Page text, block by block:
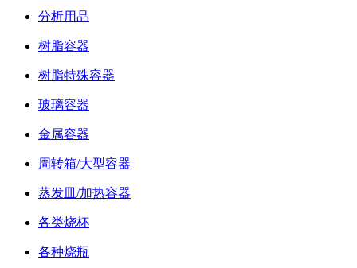
分析用品
树脂容器
树脂特殊容器
玻璃容器
金属容器
周转箱/大型容器
蒸发皿/加热容器
各类烧杯
各种烧瓶